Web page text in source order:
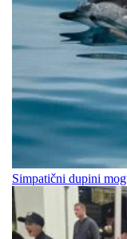
Simpatični dupini